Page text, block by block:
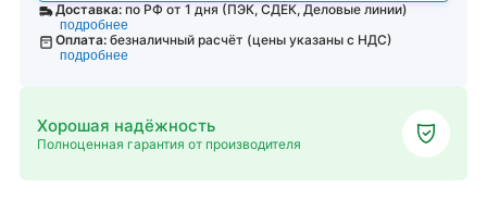
Доставка: по РФ от 1 дня (ПЭК, СДЕК, Деловые линии)
подробнее
Оплата: безналичный расчёт (цены указаны с НДС)
подробнее
Хорошая надёжность
Полноценная гарантия от производителя